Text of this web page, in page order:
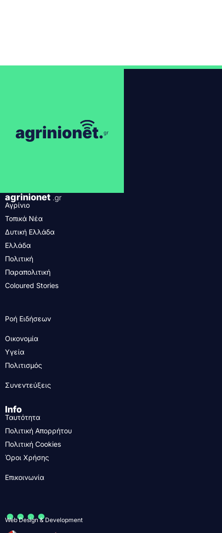
agrinionet .gr
Αγρίνιο
Τοπικά Νέα
Δυτική Ελλάδα
Ελλάδα
Πολιτική
Παραπολιτική
Coloured Stories
Ροή Ειδήσεων
Οικονομία
Υγεία
Πολιτισμός
Συνεντεύξεις
Info
Ταυτότητα
Πολιτική Απορρήτου
Πολιτική Cookies
Όροι Χρήσης
Επικοινωνία
....
Web Design & Development